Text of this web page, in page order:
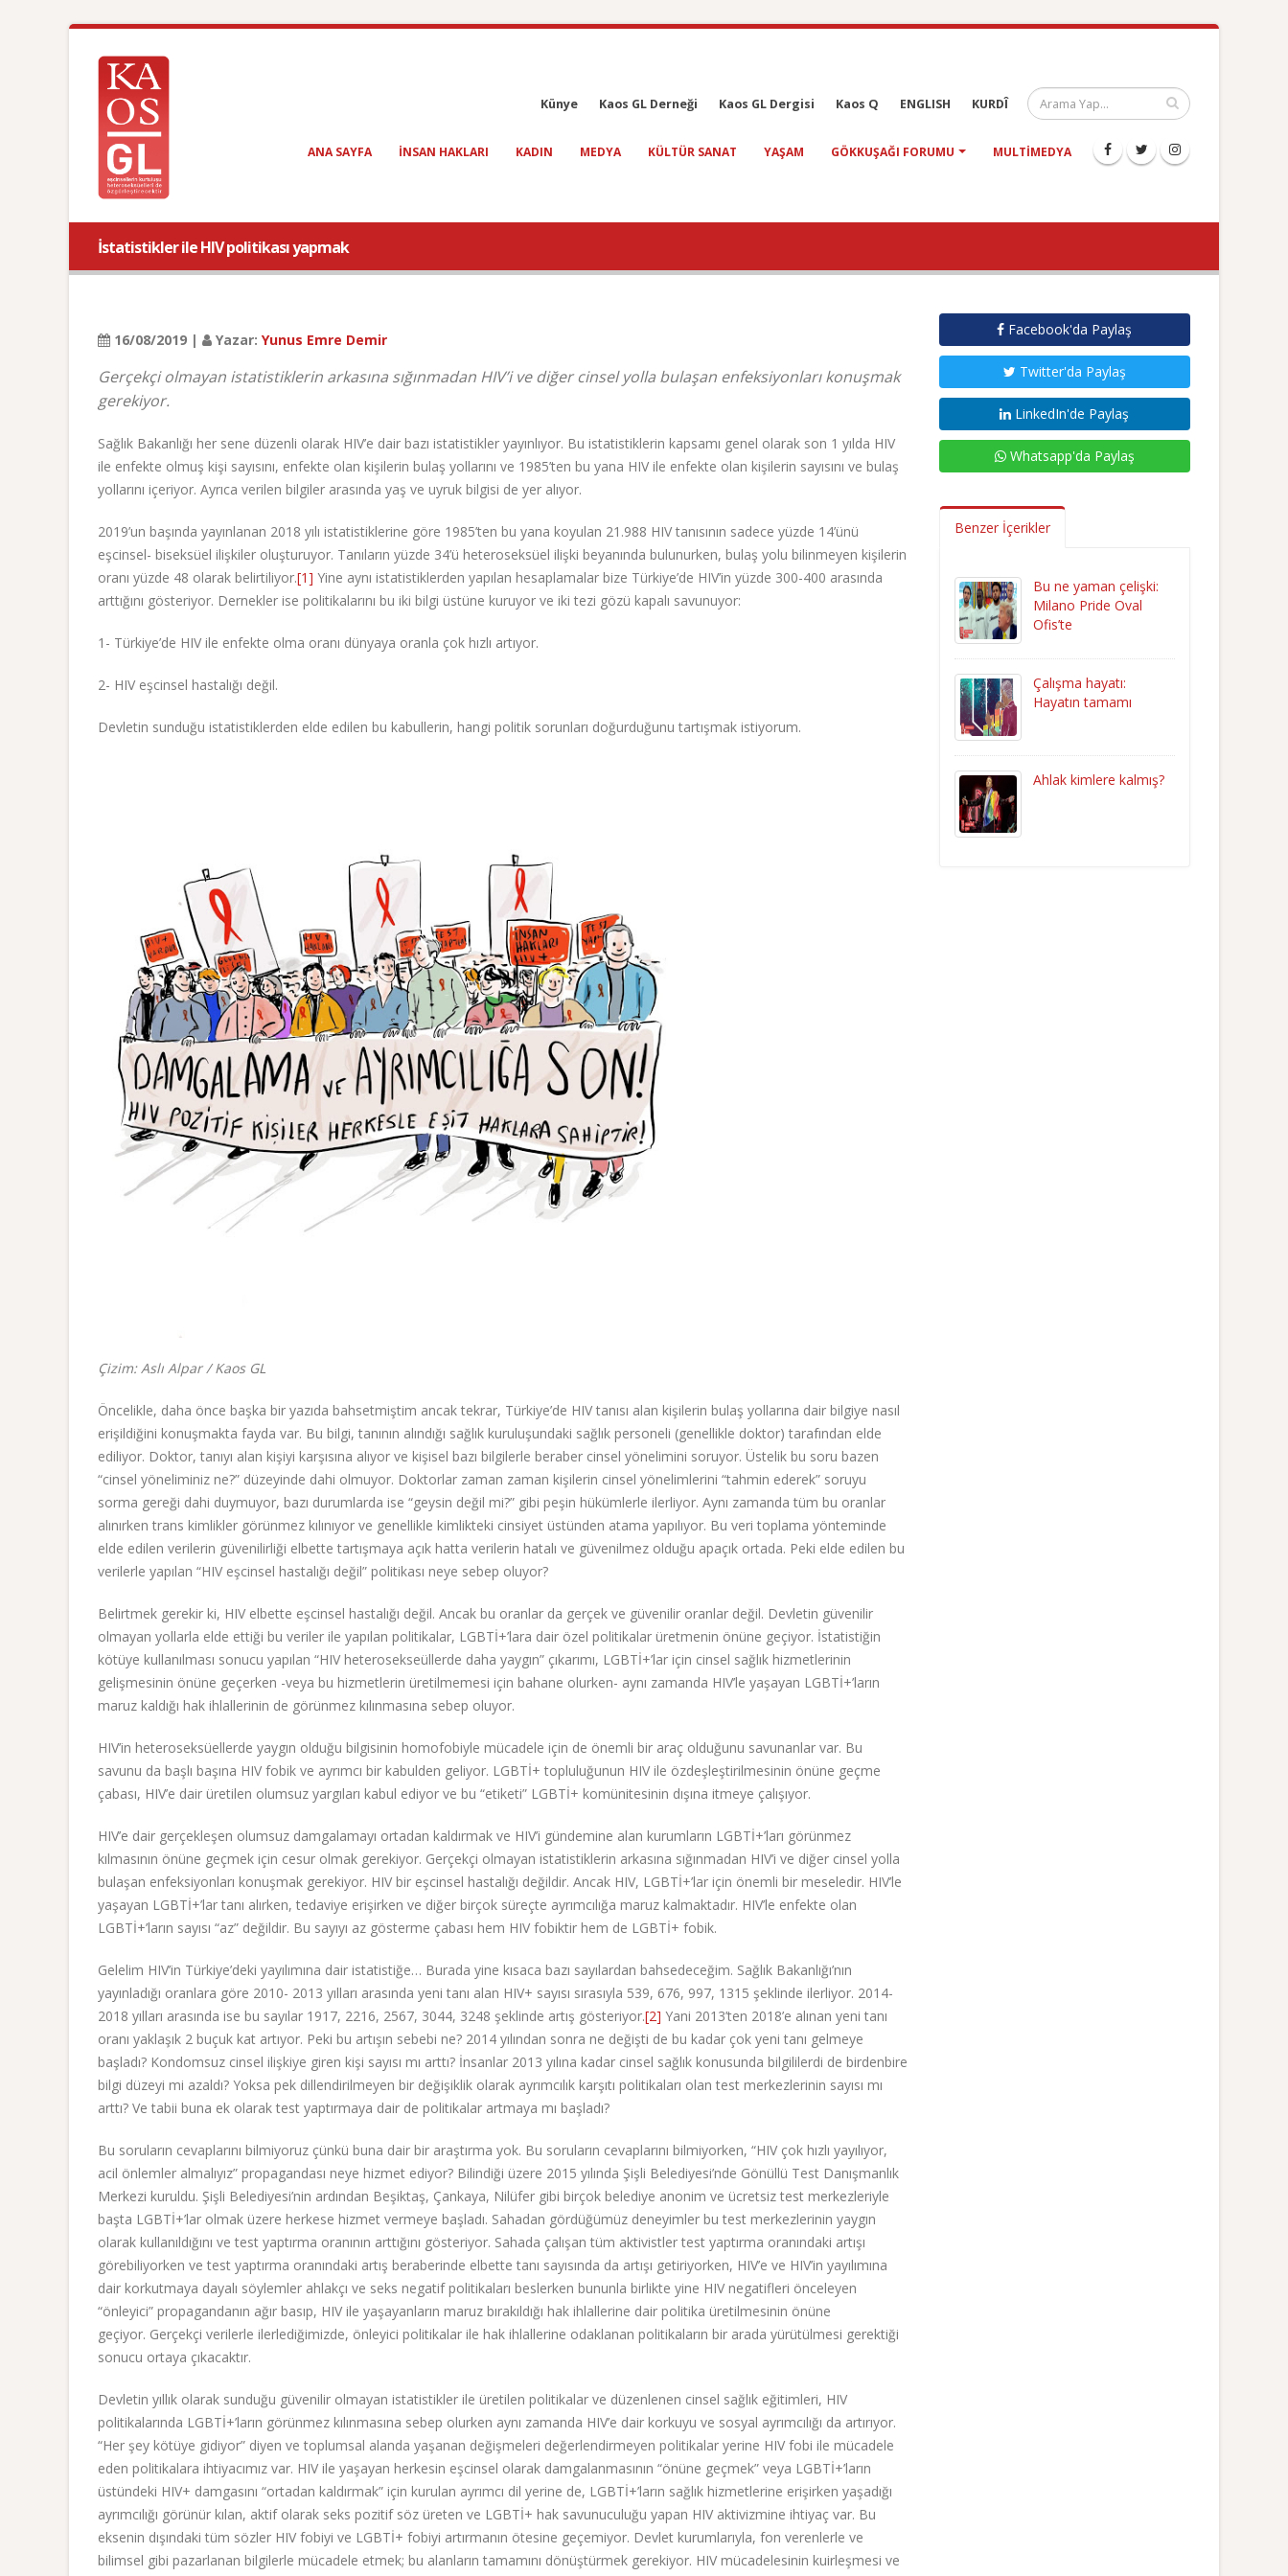
Künye Kaos GL Derneği Kaos GL Dergisi Kaos Q ENGLISH KURDÎ
ANA SAYFA INSAN HAKLARI KADIN MEDYA KÜLTÜR SANAT YAŞAM GÖKKUŞAĞI FORUMU MULTIMEDYA
İstatistikler ile HIV politikası yapmak
16/08/2019 | Yazar: Yunus Emre Demir
Gerçekçi olmayan istatistiklerin arkasına sığınmadan HIV’i ve diğer cinsel yolla bulaşan enfeksiyonları konuşmak
gerekiyor.
Sağlık Bakanlığı her sene düzenli olarak HIV’e dair bazı istatistikler yayınlıyor. Bu istatistiklerin kapsamı genel olarak son 1 yılda HIV
ile enfekte olmuş kişi sayısını, enfekte olan kişilerin bulaş yollarını ve 1985’ten bu yana HIV ile enfekte olan kişilerin sayısını ve bulaş
yollarını içeriyor. Ayrıca verilen bilgiler arasında yaş ve uyruk bilgisi de yer alıyor.
2019’un başında yayınlanan 2018 yılı istatistiklerine göre 1985’ten bu yana koyulan 21.988 HIV tanısının sadece yüzde 14’ünü
eşcinsel- biseksüel ilişkiler oluşturuyor. Tanıların yüzde 34’ü heteroseksüel ilişki beyanında bulunurken, bulaş yolu bilinmeyen kişilerin
oranı yüzde 48 olarak belirtiliyor.[1] Yine aynı istatistiklerden yapılan hesaplamalar bize Türkiye’de HIV’in yüzde 300-400 arasında
arttığını gösteriyor. Dernekler ise politikalarını bu iki bilgi üstüne kuruyor ve iki tezi gözü kapalı savunuyor:
1- Türkiye’de HIV ile enfekte olma oranı dünyaya oranla çok hızlı artıyor.
2- HIV eşcinsel hastalığı değil.
Devletin sunduğu istatistiklerden elde edilen bu kabullerin, hangi politik sorunları doğurduğunu tartışmak istiyorum.
Çizim: Aslı Alpar / Kaos GL
Öncelikle, daha önce başka bir yazıda bahsetmiştim ancak tekrar, Türkiye’de HIV tanısı alan kişilerin bulaş yollarına dair bilgiye nasıl
erişildiğini konuşmakta fayda var. Bu bilgi, tanının alındığı sağlık kuruluşundaki sağlık personeli (genellikle doktor) tarafından elde
ediliyor. Doktor, tanıyı alan kişiyi karşısına alıyor ve kişisel bazı bilgilerle beraber cinsel yönelimini soruyor. Üstelik bu soru bazen
“cinsel yöneliminiz ne?” düzeyinde dahi olmuyor. Doktorlar zaman zaman kişilerin cinsel yönelimlerini “tahmin ederek” soruyu
sorma gereği dahi duymuyor, bazı durumlarda ise “geysin değil mi?” gibi peşin hükümlerle ilerliyor. Aynı zamanda tüm bu oranlar
alınırken trans kimlikler görünmez kılınıyor ve genellikle kimlikteki cinsiyet üstünden atama yapılıyor. Bu veri toplama yönteminde
elde edilen verilerin güvenilirliği elbette tartışmaya açık hatta verilerin hatalı ve güvenilmez olduğu apaçık ortada. Peki elde edilen bu
verilerle yapılan “HIV eşcinsel hastalığı değil” politikası neye sebep oluyor?
Belirtmek gerekir ki, HIV elbette eşcinsel hastalığı değil. Ancak bu oranlar da gerçek ve güvenilir oranlar değil. Devletin güvenilir
olmayan yollarla elde ettiği bu veriler ile yapılan politikalar, LGBTİ+’lara dair özel politikalar üretmenin önüne geçiyor. İstatistiğin
kötüye kullanılması sonucu yapılan “HIV heterosekseüllerde daha yaygın” çıkarımı, LGBTİ+’lar için cinsel sağlık hizmetlerinin
gelişmesinin önüne geçerken -veya bu hizmetlerin üretilmemesi için bahane olurken- aynı zamanda HIV’le yaşayan LGBTİ+’ların
maruz kaldığı hak ihlallerinin de görünmez kılınmasına sebep oluyor.
HIV’in heteroseksüellerde yaygın olduğu bilgisinin homofobiyle mücadele için de önemli bir araç olduğunu savunanlar var. Bu
savunu da başlı başına HIV fobik ve ayrımcı bir kabulden geliyor. LGBTİ+ topluluğunun HIV ile özdeşleştirilmesinin önüne geçme
çabası, HIV’e dair üretilen olumsuz yargıları kabul ediyor ve bu “etiketi” LGBTİ+ komünitesinin dışına itmeye çalışıyor.
HIV’e dair gerçekleşen olumsuz damgalamayı ortadan kaldırmak ve HIV’i gündemine alan kurumların LGBTİ+’ları görünmez
kılmasının önüne geçmek için cesur olmak gerekiyor. Gerçekçi olmayan istatistiklerin arkasına sığınmadan HIV’i ve diğer cinsel yolla
bulaşan enfeksiyonları konuşmak gerekiyor. HIV bir eşcinsel hastalığı değildir. Ancak HIV, LGBTİ+’lar için önemli bir meseledir. HIV’le
yaşayan LGBTİ+’lar tanı alırken, tedaviye erişirken ve diğer birçok süreçte ayrımcılığa maruz kalmaktadır. HIV’le enfekte olan
LGBTİ+’ların sayısı “az” değildir. Bu sayıyı az gösterme çabası hem HIV fobiktir hem de LGBTİ+ fobik.
Gelelim HIV’in Türkiye’deki yayılımına dair istatistiğe… Burada yine kısaca bazı sayılardan bahsedeceğim. Sağlık Bakanlığı’nın
yayınladığı oranlara göre 2010- 2013 yılları arasında yeni tanı alan HIV+ sayısı sırasıyla 539, 676, 997, 1315 şeklinde ilerliyor. 2014-
2018 yılları arasında ise bu sayılar 1917, 2216, 2567, 3044, 3248 şeklinde artış gösteriyor.[2] Yani 2013’ten 2018’e alınan yeni tanı
oranı yaklaşık 2 buçuk kat artıyor. Peki bu artışın sebebi ne? 2014 yılından sonra ne değişti de bu kadar çok yeni tanı gelmeye
başladı? Kondomsuz cinsel ilişkiye giren kişi sayısı mı arttı? İnsanlar 2013 yılına kadar cinsel sağlık konusunda bilgililerdi de birdenbire
bilgi düzeyi mi azaldı? Yoksa pek dillendirilmeyen bir değişiklik olarak ayrımcılık karşıtı politikaları olan test merkezlerinin sayısı mı
arttı? Ve tabii buna ek olarak test yaptırmaya dair de politikalar artmaya mı başladı?
Bu soruların cevaplarını bilmiyoruz çünkü buna dair bir araştırma yok. Bu soruların cevaplarını bilmiyorken, “HIV çok hızlı yayılıyor,
acil önlemler almalıyız” propagandası neye hizmet ediyor? Bilindiği üzere 2015 yılında Şişli Belediyesi’nde Gönüllü Test Danışmanlık
Merkezi kuruldu. Şişli Belediyesi’nin ardından Beşiktaş, Çankaya, Nilüfer gibi birçok belediye anonim ve ücretsiz test merkezleriyle
başta LGBTİ+’lar olmak üzere herkese hizmet vermeye başladı. Sahadan gördüğümüz deneyimler bu test merkezlerinin yaygın
olarak kullanıldığını ve test yaptırma oranının arttığını gösteriyor. Sahada çalışan tüm aktivistler test yaptırma oranındaki artışı
görebiliyorken ve test yaptırma oranındaki artış beraberinde elbette tanı sayısında da artışı getiriyorken, HIV’e ve HIV’in yayılımına
dair korkutmaya dayalı söylemler ahlakçı ve seks negatif politikaları beslerken bununla birlikte yine HIV negatifleri önceleyen
“önleyici” propagandanın ağır basıp, HIV ile yaşayanların maruz bırakıldığı hak ihlallerine dair politika üretilmesinin önüne
geçiyor. Gerçekçi verilerle ilerlediğimizde, önleyici politikalar ile hak ihlallerine odaklanan politikaların bir arada yürütülmesi gerektiği
sonucu ortaya çıkacaktır.
Devletin yıllık olarak sunduğu güvenilir olmayan istatistikler ile üretilen politikalar ve düzenlenen cinsel sağlık eğitimleri, HIV
politikalarında LGBTİ+’ların görünmez kılınmasına sebep olurken aynı zamanda HIV’e dair korkuyu ve sosyal ayrımcılığı da artırıyor.
“Her şey kötüye gidiyor” diyen ve toplumsal alanda yaşanan değişmeleri değerlendirmeyen politikalar yerine HIV fobi ile mücadele
eden politikalara ihtiyacımız var. HIV ile yaşayan herkesin eşcinsel olarak damgalanmasının “önüne geçmek” veya LGBTİ+’ların
üstündeki HIV+ damgasını “ortadan kaldırmak” için kurulan ayrımcı dil yerine de, LGBTİ+’ların sağlık hizmetlerine erişirken yaşadığı
ayrımcılığı görünür kılan, aktif olarak seks pozitif söz üreten ve LGBTİ+ hak savunuculuğu yapan HIV aktivizmine ihtiyaç var. Bu
eksenin dışındaki tüm sözler HIV fobiyi ve LGBTİ+ fobiyi artırmanın ötesine geçemiyor. Devlet kurumlarıyla, fon verenlerle ve
bilimsel gibi pazarlanan bilgilerle mücadele etmek; bu alanların tamamını dönüştürmek gerekiyor. HIV mücadelesinin kuirleşmesi ve
Facebook'da Paylaş
Twitter'da Paylaş
LinkedIn'de Paylaş
Whatsapp'da Paylaş
Benzer İçerikler
Bu ne yaman çelişki:
Milano Pride Oval
Ofis’te
Çalışma hayatı:
Hayatın tamamı
Ahlak kimlere kalmış?